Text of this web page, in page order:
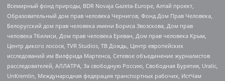
Всемирный фонд природы, BDR Novaja Gazeta-Europe, Алтай проект,
Образовательный дом прав человека Чернигов, Фонд Дом Прав Человека,
Белорусский дом прав человека имени Бориса Звозскова, Дом прав
человека Тбилиси, Дом прав человека Ереван, Дом прав человека Крым,
Центр дикого лосося, TVR Studios, ТВ Дождь, Центр европейских
исследований им Вилфрида Мартенса, Сетевое объединение журналистов
расследователей, АЛЛАТРА, За свободную Россию, Свободная Бурятия, Uralic,
UnKremlin, Международная федерация транспортных рабочих, ИстЧам